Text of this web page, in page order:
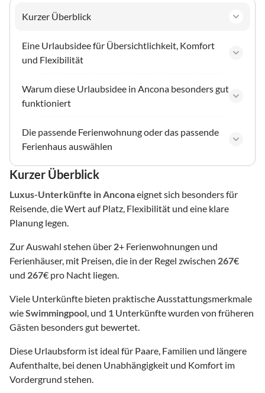
Kurzer Überblick
Eine Urlaubsidee für Übersichtlichkeit, Komfort
und Flexibilität
Warum diese Urlaubsidee in Ancona besonders gut
funktioniert
Die passende Ferienwohnung oder das passende
Ferienhaus auswählen
Kurzer Überblick
Luxus-Unterkünfte in Anconaeignet sich besonders für
Reisende, die Wert auf Platz, Flexibilität und eine klare
Planung legen.
Zur Auswahl stehen über 2+ Ferienwohnungen und
Ferienhäuser, mit Preisen, die in der Regel zwischen 267€
und 267€ pro Nacht liegen.
Viele Unterkünfte bieten praktische Ausstattungsmerkmale
wieSwimmingpool , und 1 Unterkünfte wurden von früheren
Gästen besonders gut bewertet.
Diese Urlaubsform ist ideal für Paare, Familien und längere
Aufenthalte, bei denen Unabhängigkeit und Komfort im
Vordergrund stehen.